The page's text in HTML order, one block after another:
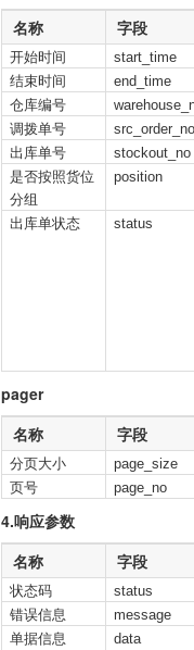
名称 字段
开始时间
start_time
结束时间
end_time
仓库编号
调拨单号
src_order_no
出库单号
stockout_no
是否按照货位
分组
position
出库单状态 status
pager
名称
字段
分页大小
page_size
页号
page_no
4.响应参数
名称
字段
状态码
status
错误信息
message
单据信息
data